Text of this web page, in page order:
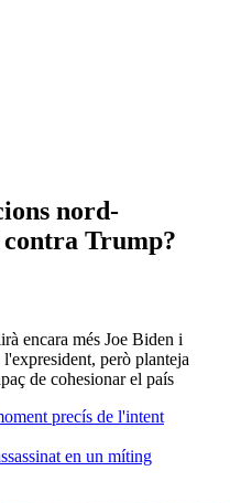
nord-
Trump?
encara més Joe Biden i
però planteja
de cohesionar el país
precís de l'intent
en un míting